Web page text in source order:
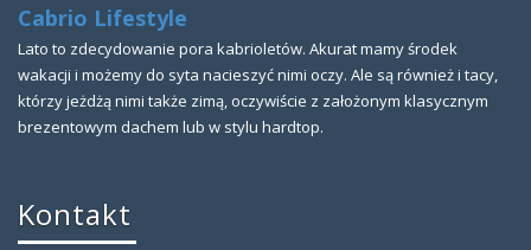
Cabrio Lifestyle
Lato to zdecydowanie pora kabrioletów. Akurat mamy środek
wakacji i możemy do syta nacieszyć nimi oczy. Ale są również i tacy,
którzy jeżdżą nimi także zimą, oczywiście z założonym klasycznym
brezentowym dachem lub w stylu hardtop.
Kontakt